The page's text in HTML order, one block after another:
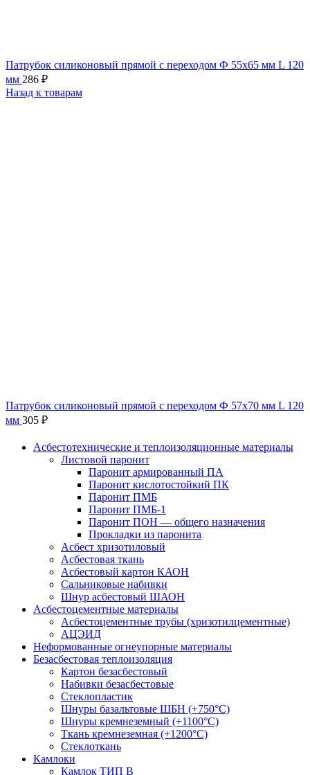
Патрубок силиконовый прямой с переходом Ф 55х65 мм L 120
мм 286 ₽
Назад к товарам
Патрубок силиконовый прямой с переходом Ф 57х70 мм L 120
мм 305 ₽
Асбестотехнические и теплоизоляционные материалы
Листовой паронит
Паронит армированный ПА
Паронит кислотостойкий ПК
Паронит ПМБ
Паронит ПМБ-1
Паронит ПОН — общего назначения
Прокладки из паронита
Асбест хризотиловый
Асбестовая ткань
Асбестовый картон КАОН
Сальниковые набивки
Шнур асбестовый ШАОН
Асбестоцементные материалы
Асбестоцементные трубы (хризотилцементные)
АЦЭИД
Неформованные огнеупорные материалы
Безасбестовая теплоизоляция
Картон безасбестовый
Набивки безасбестовые
Стеклопластик
Шнуры базальтовые ШБН (+750°С)
Шнуры кремнеземный (+1100°С)
Ткань кремнеземная (+1200°С)
Стеклоткань
Камлоки
Камлок ТИП B